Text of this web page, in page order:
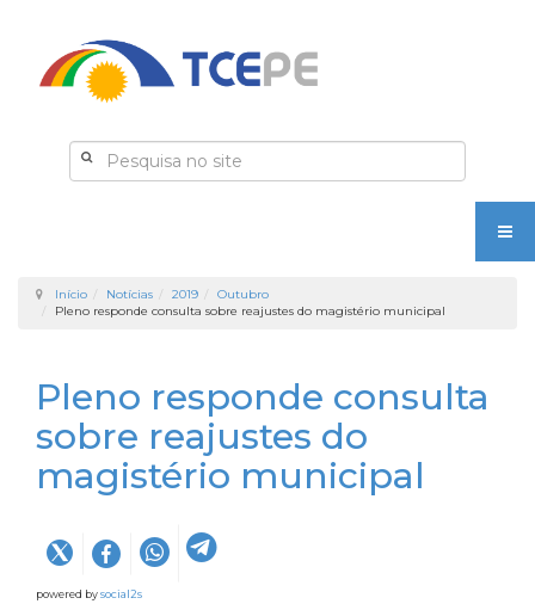
Início Notícias 2019
Outubro
Pleno responde consulta sobre reajustes do magistério municipal
Pleno responde consulta
sobre reajustes do
magistério municipal
powered bysocial2s